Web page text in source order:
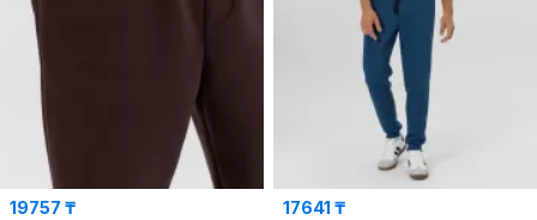
19757 ₸
17641 ₸